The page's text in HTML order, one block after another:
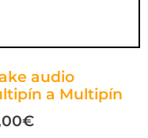
audio
a Multipín
€